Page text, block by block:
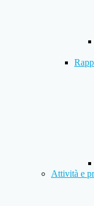
Attività e